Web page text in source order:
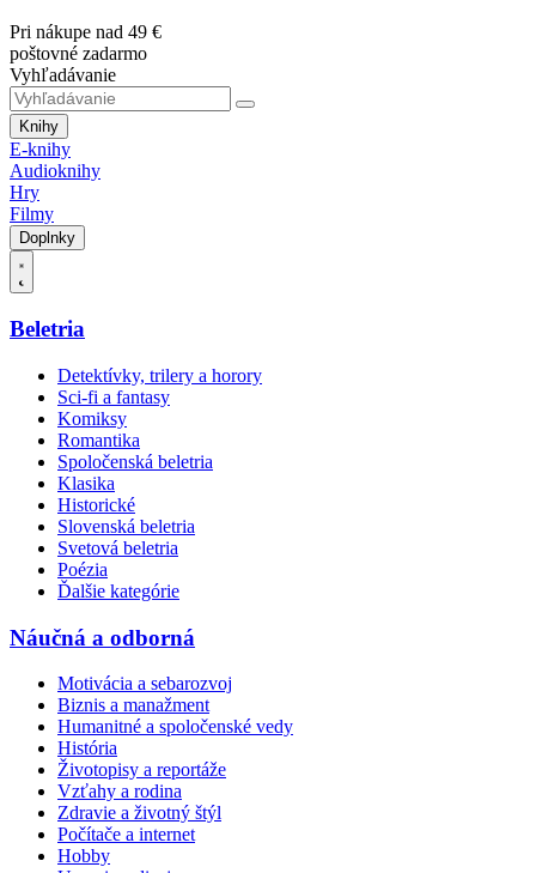
Pri nákupe nad 49 €
poštovné zadarmo
Vyhľadávanie
Knihy
E-knihy
Audioknihy
Hry
Filmy
Doplnky
Beletria
Detektívky, trilery a horory
Sci-fi a fantasy
Komiksy
Romantika
Spoločenská beletria
Klasika
Historické
Slovenská beletria
Svetová beletria
Poézia
Ďalšie kategórie
Náučná a odborná
Motivácia a sebarozvoj
Biznis a manažment
Humanitné a spoločenské vedy
História
Životopisy a reportáže
Vzťahy a rodina
Zdravie a životný štýl
Počítače a internet
Hobby